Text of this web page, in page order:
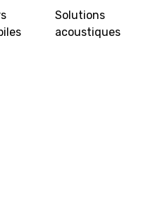
Solutions
acoustiques